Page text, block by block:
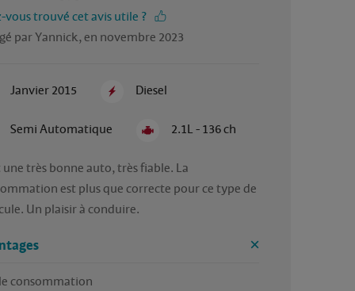
vous trouvé cet avis utile ?
par Yannick, en novembre 2023
Janvier 2015 Diesel
Semi Automatique 2.1L - 136 ch
une très bonne auto, très fiable. La
est plus que correcte pour ce type de
Un plaisir à conduire.
consommation